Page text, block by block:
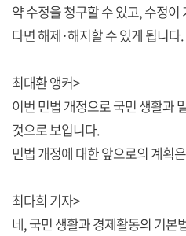
약 수정을 청구할 수 있고, 수정
다면 해제·해지할 수 있게 됩니다.
최대환 앵커>
이번 민법 개정으로 국민 생활과
것으로 보입니다.
민법 개정에 대한 앞으로의 계획
최다희 기자>
네, 국민 생활과 경제활동의 기본